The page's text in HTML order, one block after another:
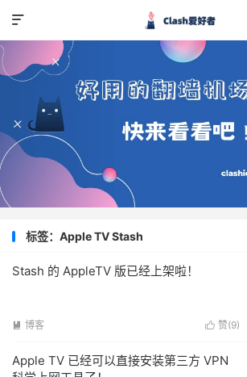

标签：Apple TV Stash
Stash 的 AppleTV 版已经上架啦！
 赞(9)
 博客
Apple TV 已经可以直接安装第三方 VPN